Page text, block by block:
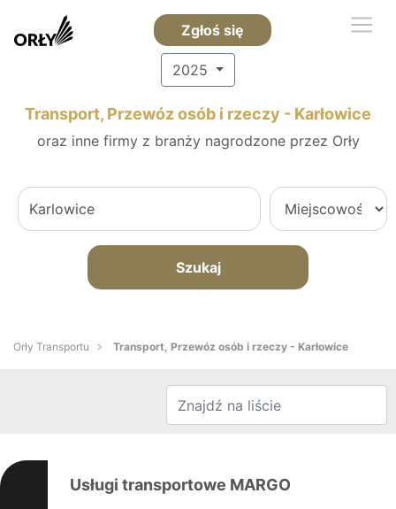
Zgłoś się
2025
Transport, Przewóz osób i rzeczy - Karłowice
oraz inne firmy z branży nagrodzone przez Orły
Szukaj
Orły Transportu Transport, Przewóz osób i rzeczy - Karłowice
Usługi transportowe MARGO